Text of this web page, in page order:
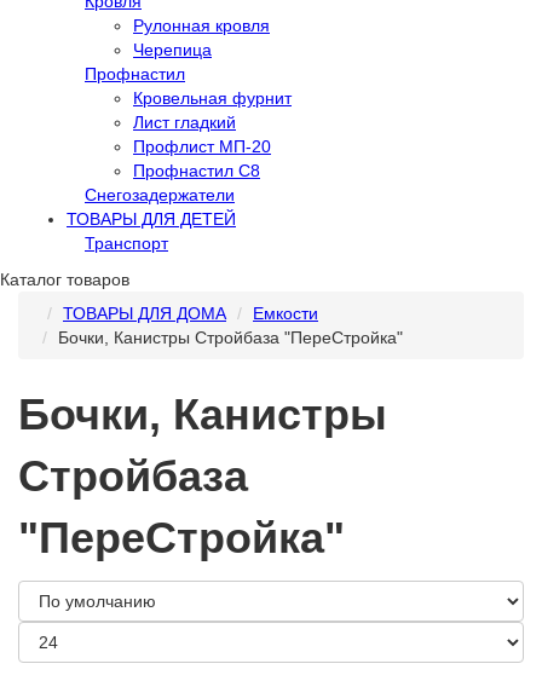
Рулонная кровля
Черепица
Профнастил
Кровельная фурнит
Лист гладкий
Профлист МП-20
Профнастил С8
Снегозадержатели
ТОВАРЫ ДЛЯ ДЕТЕЙ
Транспорт
Каталог товаров
ТОВАРЫ ДЛЯ ДОМА
Емкости
Бочки, Канистры Стройбаза "ПереСтройка"
Бочки, Канистры
Стройбаза
"ПереСтройка"